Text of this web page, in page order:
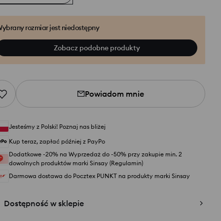
rozmiar jest niedostępny
Zobacz podobne produkty
Powiadom mnie
Jesteśmy z Polski! Poznaj nas bliżej
Kup teraz, zapłać później z PayPo
Dodatkowe -20% na Wyprzedaż do -50% przy zakupie min. 2
dowolnych produktów marki Sinsay (Regulamin)
Darmowa dostawa do Pocztex PUNKT na produkty marki Sinsay
Dostępność w sklepie